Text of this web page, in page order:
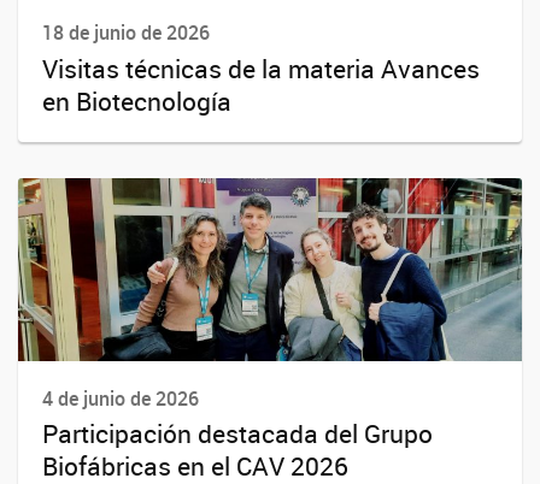
18 de junio de 2026
Visitas técnicas de la materia Avances
en Biotecnología
4 de junio de 2026
Participación destacada del Grupo
Biofábricas en el CAV 2026